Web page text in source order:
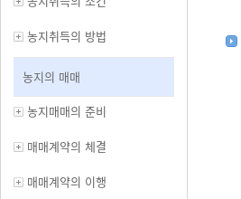
농지취득의 방법
농지의 매매
농지매매의 준비
매매계약의 체결
매매계약의 이행